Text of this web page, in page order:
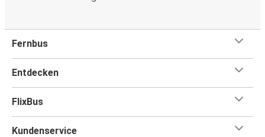
Fernbus
Entdecken
FlixBus
Kundenservice